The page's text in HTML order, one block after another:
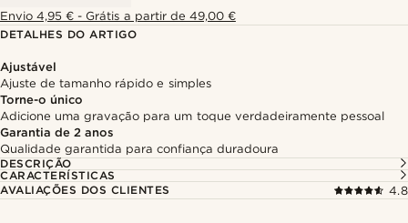
Envio 4,95 € - Grátis a partir de 49,00 €
DETALHES DO ARTIGO
Ajustável
Ajuste de tamanho rápido e simples
Torne-o único
Adicione uma gravação para um toque verdadeiramente pessoal
Garantia de 2 anos
Qualidade garantida para confiança duradoura
DESCRIÇÃO
CARACTERÍSTICAS
AVALIAÇÕES DOS CLIENTES
4.8